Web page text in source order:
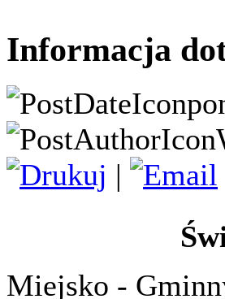
Informacja
|
Miejsko -